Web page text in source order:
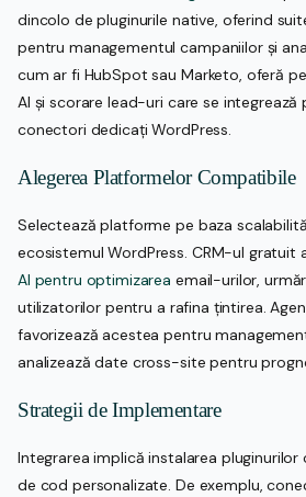
dincolo de pluginurile native, oferind
pentru managementul campaniilor și
cum ar fi HubSpot sau Marketo, oferă
AI și scorare lead-uri care se integrează
conectori dedicați WordPress.
Alegerea Platformelor Compatibile
Selectează platforme pe baza
ecosistemul WordPress. CRM-ul gratuit
AI pentru optimizarea email-urilor,
utilizatorilor pentru a rafina țintirea.
favorizează acestea pentru
analizează date cross-site pentru
Strategii de Implementare
Integrarea implică instalarea
de cod personalizate. De exemplu,